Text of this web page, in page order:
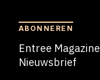
ABONNEREN
Entree Magazine
Nieuwsbrief